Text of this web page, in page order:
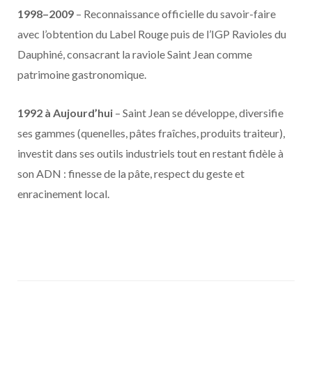
1998–2009 – Reconnaissance officielle du savoir-faire
avec l’obtention du Label Rouge puis de l’IGP Ravioles du
Dauphiné, consacrant la raviole Saint Jean comme
patrimoine gastronomique.
1992 à Aujourd’hui – Saint Jean se développe, diversifie
ses gammes (quenelles, pâtes fraîches, produits traiteur),
investit dans ses outils industriels tout en restant fidèle à
son ADN : finesse de la pâte, respect du geste et
enracinement local.